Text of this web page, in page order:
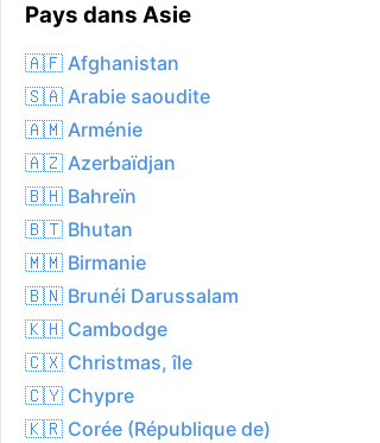
Pays dans Asie
🇦🇫 Afghanistan
🇸🇦 Arabie saoudite
🇦🇲 Arménie
🇦🇿 Azerbaïdjan
🇧🇭 Bahreïn
🇧🇹 Bhutan
🇲🇲 Birmanie
🇧🇳 Brunéi Darussalam
🇰🇭 Cambodge
🇨🇽 Christmas, île
🇨🇾 Chypre
🇰🇷 Corée (République de)